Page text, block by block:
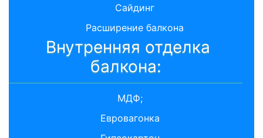
Сайдинг
Расширение балкона
Внутренняя отделка
балкона:
МДФ;
Евровагонка